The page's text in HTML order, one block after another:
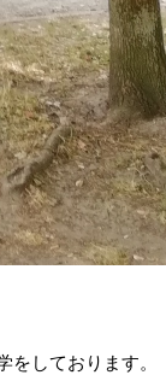
しております。